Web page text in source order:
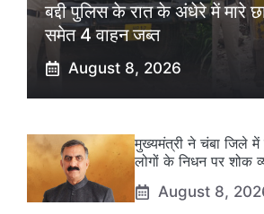
बद्दी पुलिस के रात के अंधेरे में मारे
समेत 4 वाहन जब्त
August 8, 2026
मुख्यमंत्री ने चंबा जिले में
लोगों के निधन पर शोक
August 8,